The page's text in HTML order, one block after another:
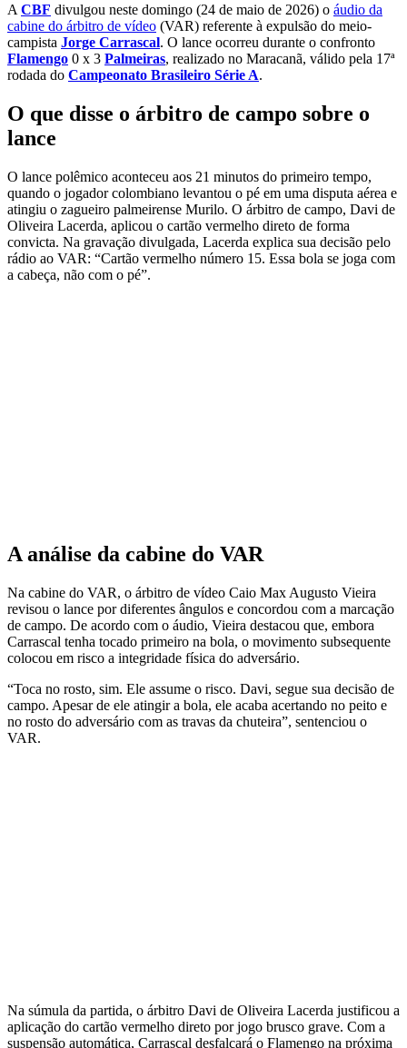
A CBF divulgou neste domingo (24 de maio de 2026) o áudio da
cabine do árbitro de vídeo (VAR) referente à expulsão do meio-
campista Jorge Carrascal. O lance ocorreu durante o confronto
Flamengo 0 x 3 Palmeiras, realizado no Maracanã, válido pela 17ª
rodada do Campeonato Brasileiro Série A.
O que disse o árbitro de campo sobre o
lance
O lance polêmico aconteceu aos 21 minutos do primeiro tempo,
quando o jogador colombiano levantou o pé em uma disputa aérea e
atingiu o zagueiro palmeirense Murilo. O árbitro de campo, Davi de
Oliveira Lacerda, aplicou o cartão vermelho direto de forma
convicta. Na gravação divulgada, Lacerda explica sua decisão pelo
rádio ao VAR: “Cartão vermelho número 15. Essa bola se joga com
a cabeça, não com o pé”.
A análise da cabine do VAR
Na cabine do VAR, o árbitro de vídeo Caio Max Augusto Vieira
revisou o lance por diferentes ângulos e concordou com a marcação
de campo. De acordo com o áudio, Vieira destacou que, embora
Carrascal tenha tocado primeiro na bola, o movimento subsequente
colocou em risco a integridade física do adversário.
“Toca no rosto, sim. Ele assume o risco. Davi, segue sua decisão de
campo. Apesar de ele atingir a bola, ele acaba acertando no peito e
no rosto do adversário com as travas da chuteira”, sentenciou o
VAR.
Na súmula da partida, o árbitro Davi de Oliveira Lacerda justificou a
aplicação do cartão vermelho direto por jogo brusco grave. Com a
suspensão automática, Carrascal desfalcará o Flamengo na próxima